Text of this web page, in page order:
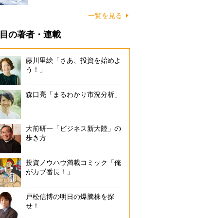
一覧を見る
の著者・連載
藤川里絵「さあ、投資を始めよ
う！」
森口亮「まるわかり市況分析」
大前研一「ビジネス新大陸」の
歩き方
投資ノウハウ満載コミック「俺
がカブ番長！」
戸松信博の明日の爆騰株を探
せ！